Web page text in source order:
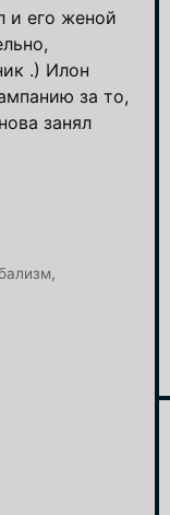
и его женой
.) Илон
за то,
занял
,